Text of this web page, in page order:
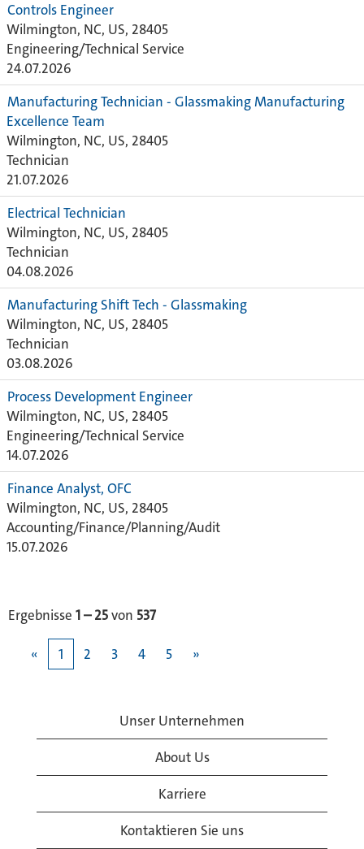
Controls Engineer
Wilmington, NC, US, 28405
Engineering/Technical Service
24.07.2026
Manufacturing Technician - Glassmaking Manufacturing
Excellence Team
Wilmington, NC, US, 28405
Technician
21.07.2026
Electrical Technician
Wilmington, NC, US, 28405
Technician
04.08.2026
Manufacturing Shift Tech - Glassmaking
Wilmington, NC, US, 28405
Technician
03.08.2026
Process Development Engineer
Wilmington, NC, US, 28405
Engineering/Technical Service
14.07.2026
Finance Analyst, OFC
Wilmington, NC, US, 28405
Accounting/Finance/Planning/Audit
15.07.2026
Ergebnisse 1 – 25von 537
« 1 2 3 4 5 »
Unser Unternehmen
About Us
Karriere
Kontaktieren Sie uns